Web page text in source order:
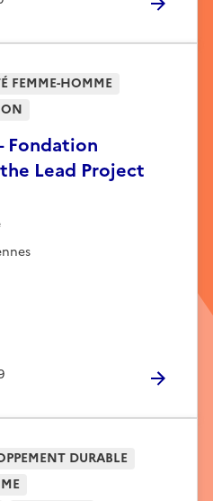
Fondation
Lead Project
FEMME-HOMME
DURABLE